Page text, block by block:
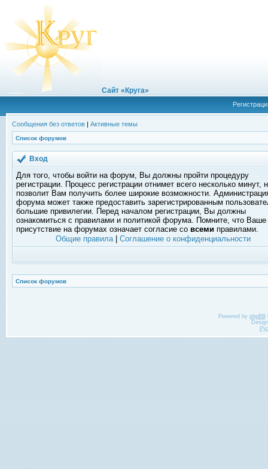
Сайт «Круга»
Сообщения без ответов | Активные темы
Список форумов
Вход
Для того, чтобы войти на форум, Вы должны пройти процедуру
регистрации. Процесс регистрации отнимет всего несколько минут,
позволит Вам получить более широкие возможности.
форума может также предоставить зарегистрированным
большие привилегии. Перед началом регистрации, Вы должны
ознакомиться с правилами и политикой форума. Помните, что Ваше
присутствие на форумах означает согласие со всеми правилами.
Общие правила| Соглашение о конфиденциальности
Список форумов
Powered by phpBB